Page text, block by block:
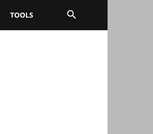
TOOLS